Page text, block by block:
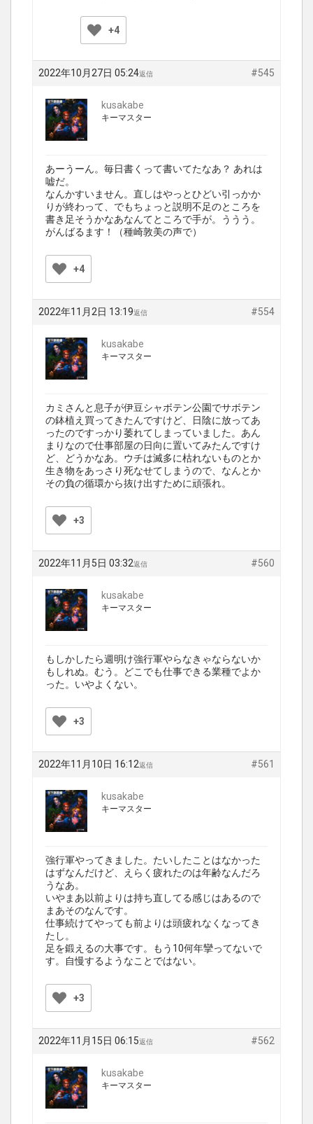
+4
2022年10月27日 05:24 #545
返信
kusakabe
キーマスター
あーうーん。毎日書くって書いてたなあ？ あれは
嘘だ。
なんかすいません。直しはやっとひどい引っかか
りが終わって、でもちょっと説明不足のところを
書き足そうかなあなんてところで手が。ううう。
がんばるます！（種崎敦美の声で）
+4
2022年11月2日 13:19 #554
返信
kusakabe
キーマスター
カミさんと息子が伊豆シャボテン公園でサボテン
の鉢植え買ってきたんですけど、日陰に放ってあ
ったのですっかり萎れてしまっていました。あん
まりなので仕事部屋の日向に置いてみたんですけ
ど、どうかなあ。ウチは滅多に枯れないものとか
生き物をあっさり死なせてしまうので、なんとか
その負の循環から抜け出すために頑張れ。
+3
2022年11月5日 03:32 #560
返信
kusakabe
キーマスター
もしかしたら週明け強行軍やらなきゃならないか
もしれぬ。むう。どこでも仕事できる業種でよか
った。いやよくない。
+3
2022年11月10日 16:12 #561
返信
kusakabe
キーマスター
強行軍やってきました。たいしたことはなかった
はずなんだけど、えらく疲れたのは年齢なんだろ
うなあ。
いやまあ以前よりは持ち直してる感じはあるので
まあそのなんです。
仕事続けてやっても前よりは頭疲れなくなってき
たし。
足を鍛えるの大事です。もう10何年攣ってないで
す。自慢するようなことではない。
+3
2022年11月15日 06:15 #562
返信
kusakabe
キーマスター